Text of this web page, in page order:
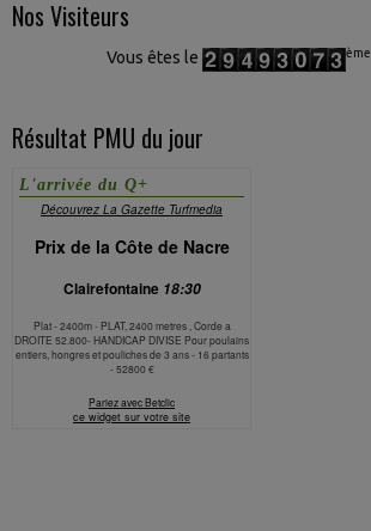
Nos Visiteurs
Vous êtes le ème
Résultat PMU du jour